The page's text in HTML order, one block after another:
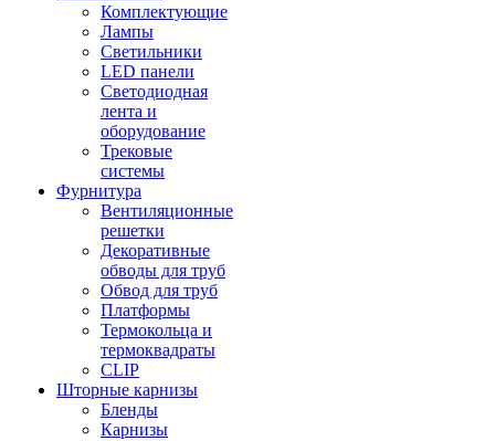
Комплектующие
Лампы
Светильники
LED панели
Светодиодная
лента и
оборудование
Трековые
системы
Фурнитура
Вентиляционные
решетки
Декоративные
обводы для труб
Обвод для труб
Платформы
Термокольца и
термоквадраты
CLIP
Шторные карнизы
Бленды
Карнизы